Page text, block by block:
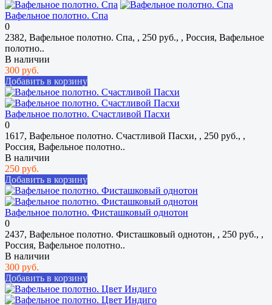
Вафельное полотно. Спа
0
2382, Вафельное полотно. Спа, , 250 руб., , Россия, Вафельное
полотно..
В наличии
300 руб.
Добавить в корзину
Вафельное полотно. Счастливой Пасхи
0
1617, Вафельное полотно. Счастливой Пасхи, , 250 руб., ,
Россия, Вафельное полотно..
В наличии
250 руб.
Добавить в корзину
Вафельное полотно. Фисташковый однотон
0
2437, Вафельное полотно. Фисташковый однотон, , 250 руб., ,
Россия, Вафельное полотно..
В наличии
300 руб.
Добавить в корзину